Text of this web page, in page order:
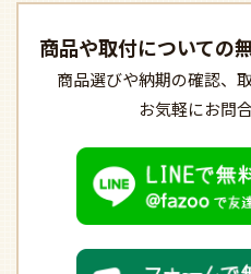
商品や取付についての
商品選びや納期の確認、
お気軽にお問